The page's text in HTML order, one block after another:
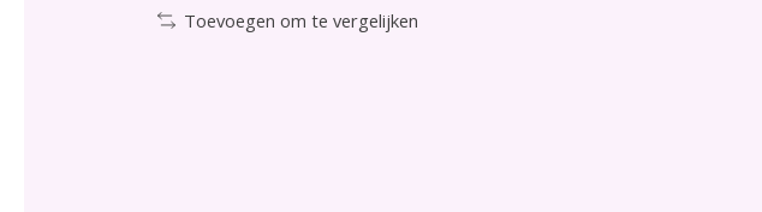
Toevoegen om te vergelijken